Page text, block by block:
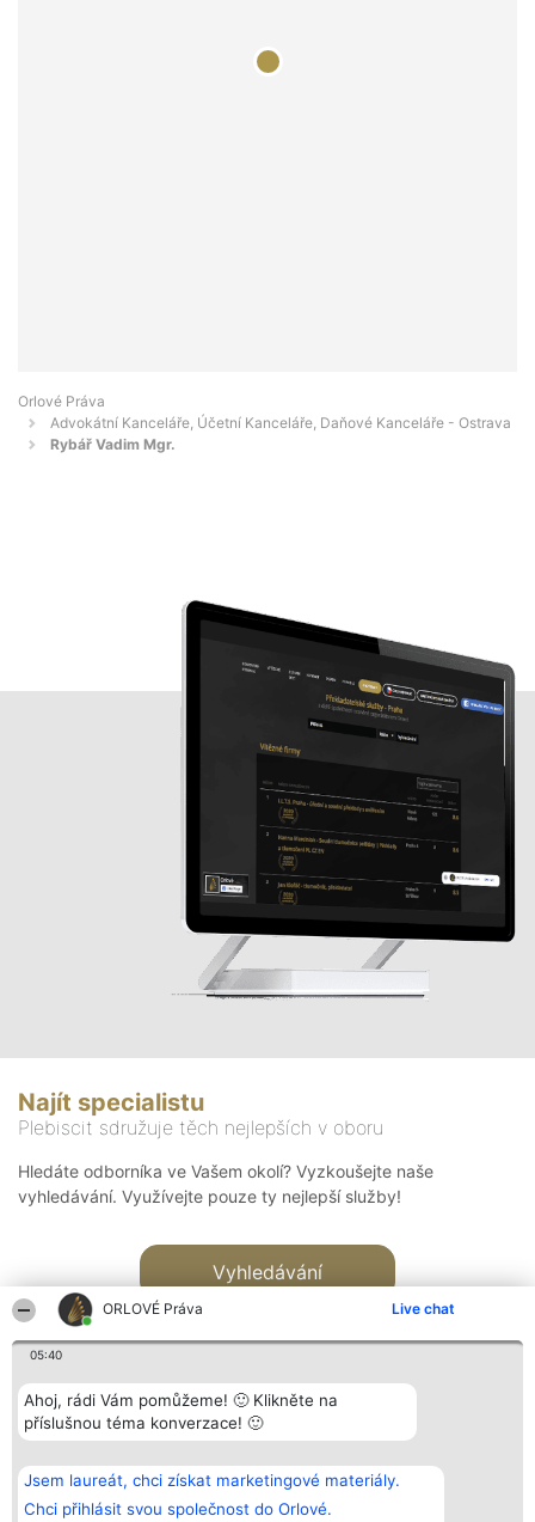
ORLOVÉ Práva Live chat
05:40
Ahoj, rádi Vám pomůžeme! 🙂 Klikněte na
příslušnou téma konverzace! 🙂
Jsem laureát, chci získat marketingové materiály.
Chci přihlásit svou společnost do Orlové.
Orlové Práva
Advokátní Kanceláře, Účetní Kanceláře, Daňové Kanceláře - Ostrava
Rybář Vadim Mgr.
Najít specialistu
Plebiscit sdružuje těch nejlepších v oboru
Hledáte odborníka ve Vašem okolí? Vyzkoušejte naše
vyhledávání. Využívejte pouze ty nejlepší služby!
Vyhledávání
Bright Side Solutions sp. z o.
o. sp. k.
ul. Ruska 22
Wrocław 50-079
Vítězové
Seznam všech
laureátů
Zásady
Kontakt